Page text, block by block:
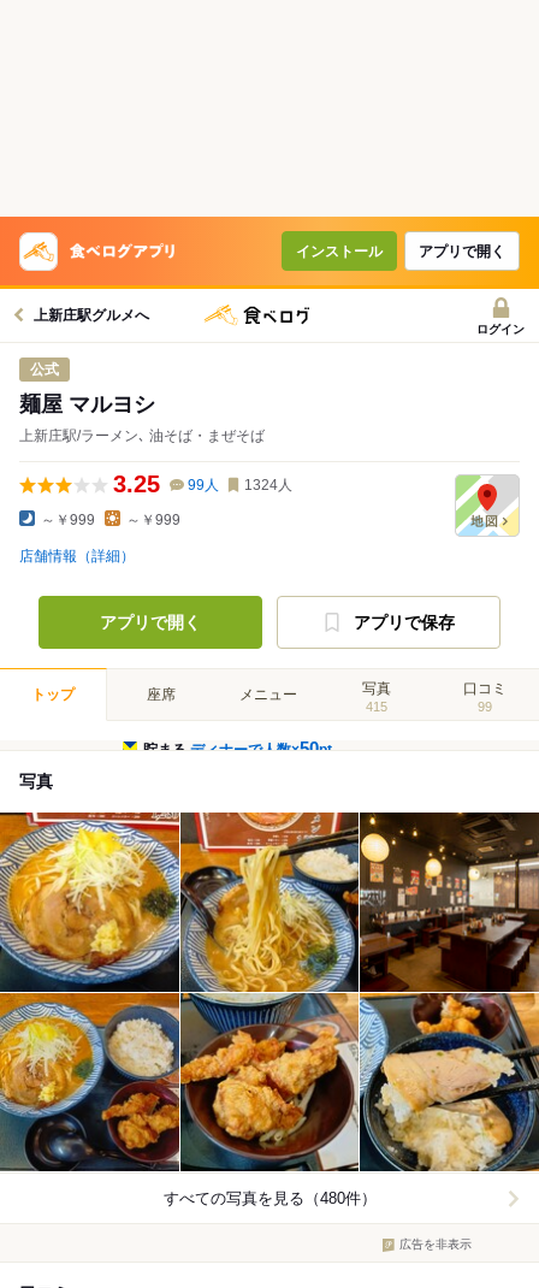
インストール アプリで開く
上新庄駅グルメへ
ログイン
公式
麺屋 マルヨシ
上新庄駅/ラーメン､ 油そば・まぜそば
3.25 99人 1324人
～￥999 ～￥999
店舗情報（詳細）
アプリで開く アプリで保存
トップ 座席 メニュー 写真
415
口コミ
99
貯まるディナーで人数×50pt
写真
すべての写真を見る（480件）
広告を非表示